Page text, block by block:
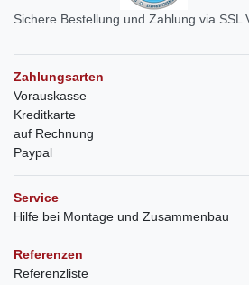
Sichere Bestellung und Zahlung via SSL
Zahlungsarten
Vorauskasse
Kreditkarte
auf Rechnung
Paypal
Service
Hilfe bei Montage und Zusammenbau
Referenzen
Referenzliste